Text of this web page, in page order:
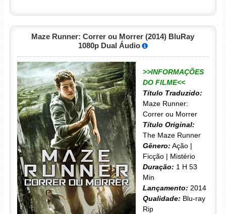
Maze Runner: Correr ou Morrer (2014) BluRay
1080p Dual Áudio
>>INFORMAÇÕES
DO FILME<<
Título Traduzido:
Maze Runner:
Correr ou Morrer
Título Original:
The Maze Runner
Gênero: Ação |
Ficção | Mistério
Duração: 1 H 53
Min
Lançamento: 2014
Qualidade: Blu-ray
Rip